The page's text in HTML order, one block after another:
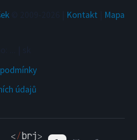
Kontakt
Mapa
údajů